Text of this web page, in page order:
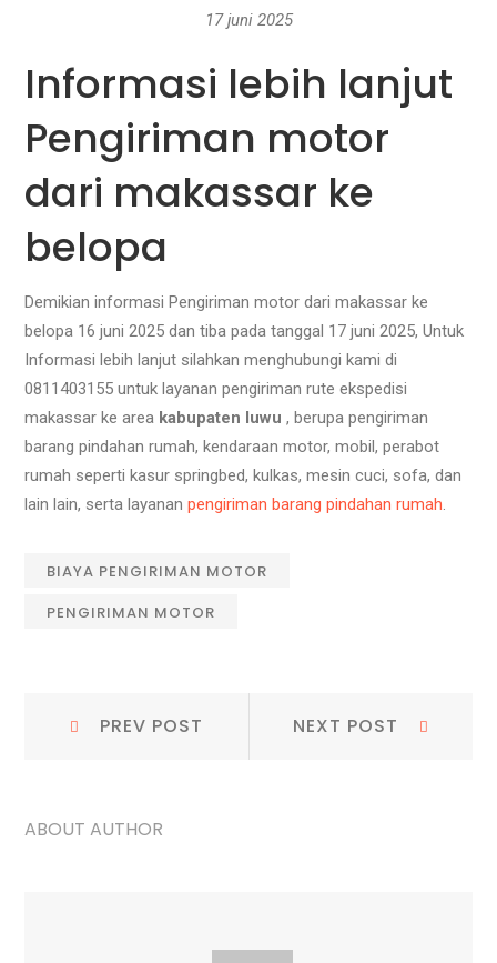
17 juni 2025
Informasi lebih lanjut
Pengiriman motor
dari makassar ke
belopa
Demikian informasi Pengiriman motor dari makassar ke
belopa 16 juni 2025 dan tiba pada tanggal 17 juni 2025, Untuk
Informasi lebih lanjut silahkan menghubungi kami di
0811403155 untuk layanan pengiriman rute ekspedisi
makassar ke area kabupaten luwu , berupa pengiriman
barang pindahan rumah, kendaraan motor, mobil, perabot
rumah seperti kasur springbed, kulkas, mesin cuci, sofa, dan
lain lain, serta layananpengiriman barang pindahan rumah.
BIAYA PENGIRIMAN MOTOR
PENGIRIMAN MOTOR
Navigasi
PREV POST NEXT POST Post:
ABOUT AUTHOR